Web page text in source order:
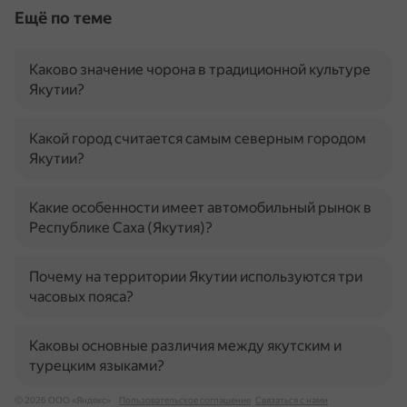
Ещё по теме
Каково значение чорона в традиционной культуре
Якутии?
Какой город считается самым северным городом
Якутии?
Какие особенности имеет автомобильный рынок в
Республике Саха (Якутия)?
Почему на территории Якутии используются три
часовых пояса?
Каковы основные различия между якутским и
турецким языками?
© 2026 ООО «Яндекс» Пользовательское соглашение Связаться с нами